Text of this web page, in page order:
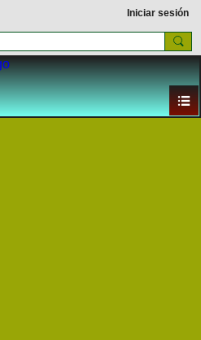
Iniciar sesión